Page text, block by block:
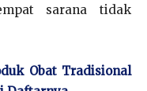
sarana tidak
Obat Tradisional